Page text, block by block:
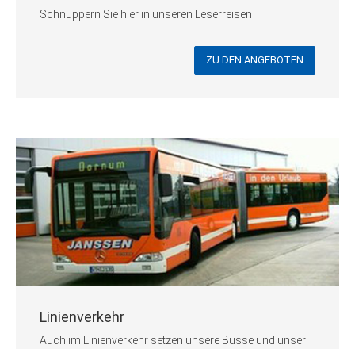
Schnuppern Sie hier in unseren Leserreisen
ZU DEN ANGEBOTEN
Linienverkehr
Auch im Linienverkehr setzen unsere Busse und unser